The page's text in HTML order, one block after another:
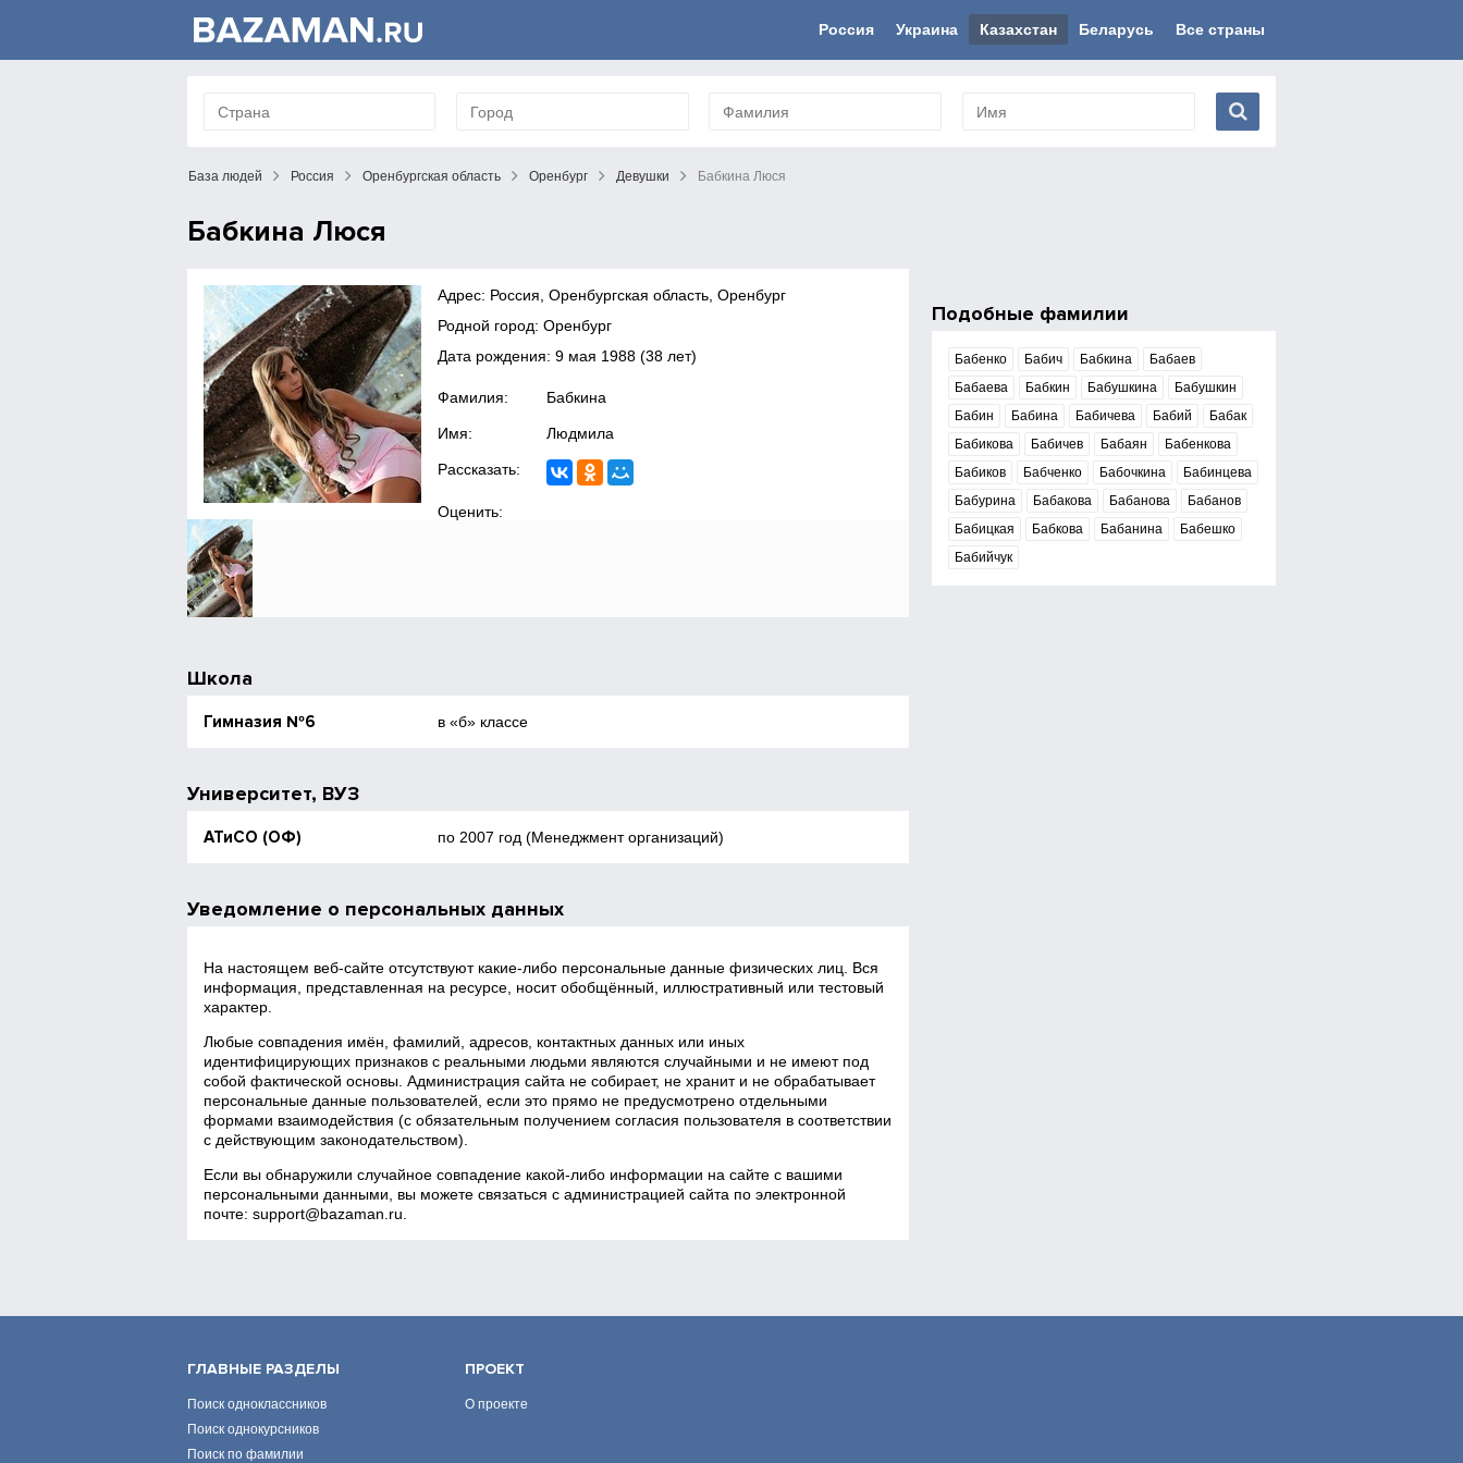
Россия Украина Казахстан Беларусь Все страны
База людей Россия Оренбургская область Оренбург Девушки Бабкина Люся
Бабкина Люся
Адрес: Россия, Оренбургская область, Оренбург
Родной город: Оренбург
Дата рождения:9 мая 1988 (38 лет)
Фамилия: Бабкина
Имя: Людмила
Рассказать:
Оценить:
Школа
Гимназия №6 в «б» классе
Университет, ВУЗ
АТиСО (ОФ) по 2007 год (Менеджмент организаций)
Уведомление о персональных данных
На настоящем веб‑сайте отсутствуют какие‑либо персональные данные физических лиц. Вся
информация, представленная на ресурсе, носит обобщённый, иллюстративный или тестовый
характер.
Любые совпадения имён, фамилий, адресов, контактных данных или иных
идентифицирующих признаков с реальными людьми являются случайными и не имеют под
собой фактической основы. Администрация сайта не собирает, не хранит и не обрабатывает
персональные данные пользователей, если это прямо не предусмотрено отдельными
формами взаимодействия (с обязательным получением согласия пользователя в соответствии
с действующим законодательством).
Если вы обнаружили случайное совпадение какой‑либо информации на сайте с вашими
персональными данными, вы можете связаться с администрацией сайта по электронной
почте:support@bazaman.ru
Подобные фамилии
Бабенко Бабич Бабкина
Бабаев
Бабаева
Бабкин Бабушкина
Бабушкин
Бабин
Бабина Бабичева Бабий
Бабак
Бабикова
Бабичев Бабаян
Бабенкова
Бабиков
Бабченко Бабочкина
Бабинцева
Бабурина
Бабакова Бабанова
Бабанов
Бабицкая
Бабкова Бабанина
Бабешко
Бабийчук
ГЛАВНЫЕ РАЗДЕЛЫ
Поиск одноклассников
Поиск однокурсников
Поиск по фамилии
ПРОЕКТ
О проекте